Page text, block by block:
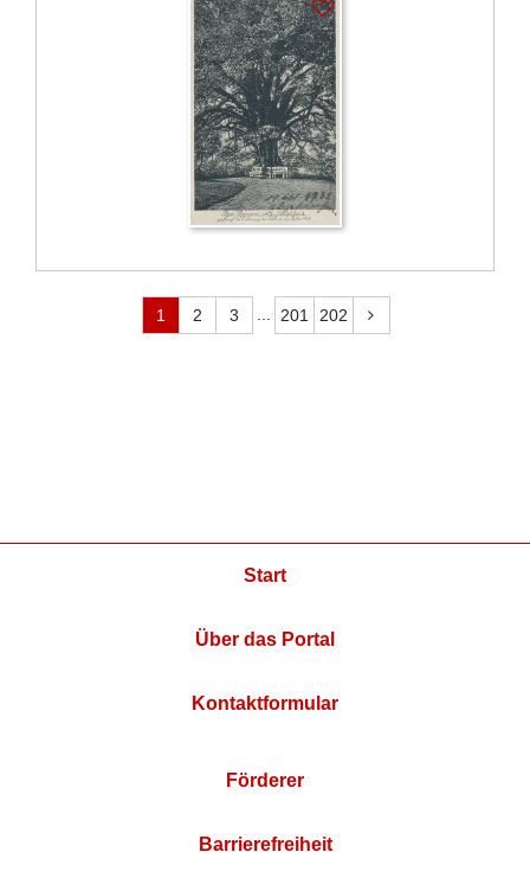
1 2 3 201 202
Start
Über das Portal
Kontaktformular
Förderer
Barrierefreiheit